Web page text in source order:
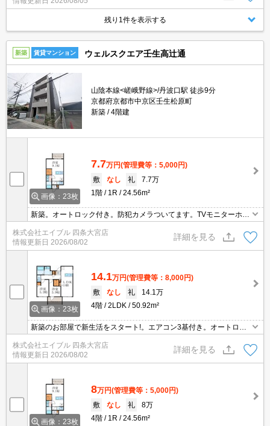
残り1件を表示する
新築 賃貸マンション ウェルスクエア壬生高辻通
山陰本線<嵯峨野線>/丹波口駅 徒歩9分
京都府京都市中京区壬生松原町
新築
4階建
画像：23枚
7.7万円(管理費等：5,000円)
敷
なし 礼
7.7万
1階
1R 24.56m²
新築。オートロック付き。防犯カメラついてます。TVモニターホン
有。24時間換気システム。インターネット無料。バス・トイレ別。
独立洗面台が便利。敷金なし。ウォークインクローゼット付き。
株式会社エイブル 四条大宮店
情報更新日 2026/08/02
詳細を見る
画像：23枚
14.1万円(管理費等：8,000円)
敷
なし 礼
14.1万
4階
2LDK 50.92m²
新築のお部屋で新生活をスタート!。エアコン3基付き。オートロッ
ク。宅配ボックスあり。防犯カメラついてます。インターネット無
料。最上階。南向き。
株式会社エイブル 四条大宮店
情報更新日 2026/08/02
詳細を見る
画像：23枚
8万円(管理費等：5,000円)
敷
なし 礼
8万
4階
1R 24.56m²